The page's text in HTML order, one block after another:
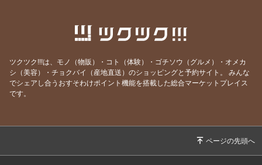
とは？
ました💦
2026/07/19本当に全ては自分だった…！これが分かれば何
あの人を「酷い人」にしていたのは、私だった
2026/07/05とことん自分と向き合うと人生はここまで変わ
ツクツク!!!は、モノ（物販）・コト（体験）・ゴチソウ（グルメ）・オメカ
シ（美容）・チョクバイ（産地直送）のショッピングと予約サイト。
みんな
でシェアし合うおすそわけポイント機能を搭載した総合マーケットプレイス
です。